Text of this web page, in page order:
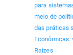
para
meio de
das práticas
Econômicas:
Raízes